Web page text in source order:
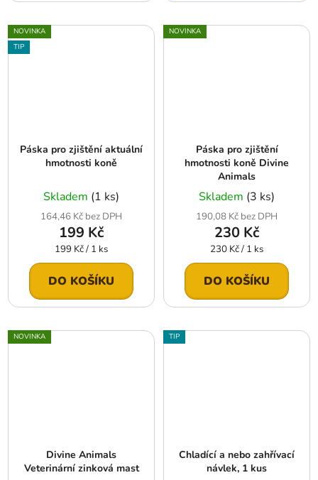
NOVINKA
TIP
Páska pro zjištění aktuální
hmotnosti koně
Skladem (1 ks)
164,46 Kč bez DPH
199 Kč
Měrná
cena:
199 Kč / 1 ks
DO KOŠÍKU
NOVINKA
Páska pro zjištění
hmotnosti koně Divine
Animals
Skladem (3 ks)
190,08 Kč bez DPH
230 Kč
Měrná
cena:
230 Kč / 1 ks
DO KOŠÍKU
NOVINKA
Divine Animals
Veterinární zinková mast
TIP
Chladící a nebo zahřívací
návlek, 1 kus